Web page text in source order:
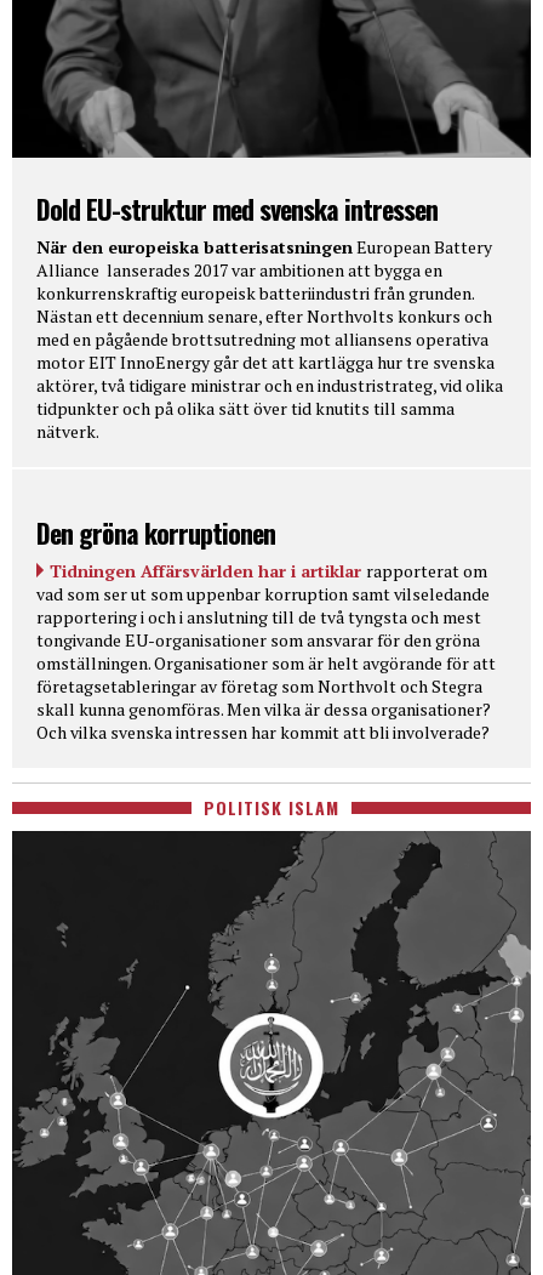
Dold EU-struktur med svenska intressen
När den europeiska batterisatsningenEuropean Battery
Alliance lanserades 2017 var ambitionen att bygga en
konkurrenskraftig europeisk batteriindustri från grunden.
Nästan ett decennium senare, efter Northvolts konkurs och
med en pågående brottsutredning mot alliansens operativa
motor EIT InnoEnergy går det att kartlägga hur tre svenska
aktörer, två tidigare ministrar och en industristrateg, vid olika
tidpunkter och på olika sätt över tid knutits till samma
nätverk.
Den gröna korruptionen
Tidningen Affärsvärlden har i artiklar rapporterat om
vad som ser ut som uppenbar korruption samt vilseledande
rapportering i och i anslutning till de två tyngsta och mest
tongivande EU-organisationer som ansvarar för den gröna
omställningen. Organisationer som är helt avgörande för att
företagsetableringar av företag som Northvolt och Stegra
skall kunna genomföras. Men vilka är dessa organisationer?
Och vilka svenska intressen har kommit att bli involverade?
POLITISK ISLAM